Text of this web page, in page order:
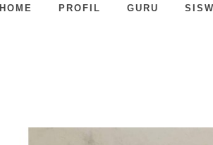
HOME PROFIL GURU